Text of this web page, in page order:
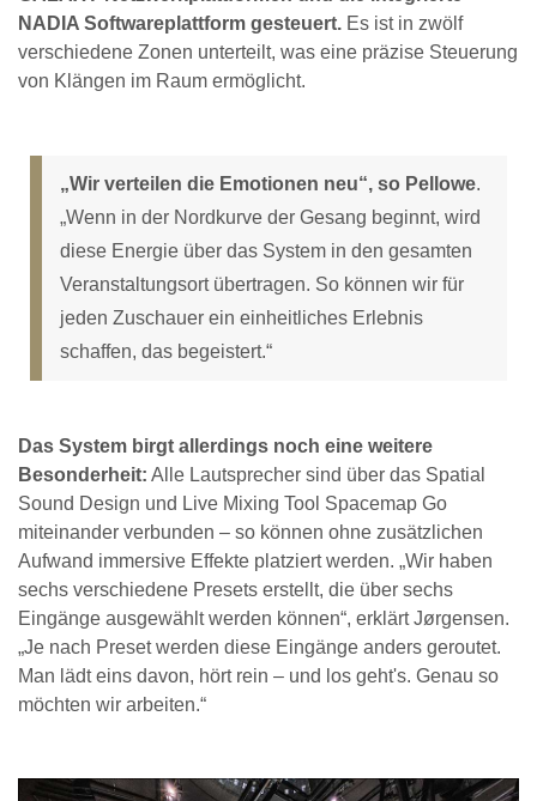
NADIA Softwareplattform gesteuert. Es ist in zwölf
verschiedene Zonen unterteilt, was eine präzise Steuerung
von Klängen im Raum ermöglicht.
„Wir verteilen die Emotionen neu“, so Pellowe.
„Wenn in der Nordkurve der Gesang beginnt, wird
diese Energie über das System in den gesamten
Veranstaltungsort übertragen. So können wir für
jeden Zuschauer ein einheitliches Erlebnis
schaffen, das begeistert.“
Das System birgt allerdings noch eine weitere
Besonderheit: Alle Lautsprecher sind über das Spatial
Sound Design und Live Mixing Tool Spacemap Go
miteinander verbunden – so können ohne zusätzlichen
Aufwand immersive Effekte platziert werden. „Wir haben
sechs verschiedene Presets erstellt, die über sechs
Eingänge ausgewählt werden können“, erklärt Jørgensen.
„Je nach Preset werden diese Eingänge anders geroutet.
Man lädt eins davon, hört rein – und los geht's. Genau so
möchten wir arbeiten.“